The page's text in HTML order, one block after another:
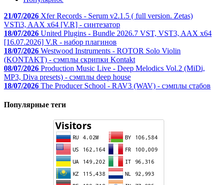
21/07/2026 Xfer Records - Serum v2.1.5 ( full version. Zetas)
VSTi3, AAX x64 [V.R] - синтезатор
18/07/2026 United Plugins - Bundle 2026.7 VST, VST3, AAX x64
[16.07.2026] V.R - набор плагинов
18/07/2026 Westwood Instruments - ROTOR Solo Violin
(KONTAKT) - сэмплы скрипки Kontakt
08/07/2026 Production Music Live - Deep Melodics Vol.2 (MiDi,
MP3, Diva presets) - сэмплы deep house
18/07/2026 The Producer School - RAV3 (WAV) - сэмплы стабов
Популярные теги